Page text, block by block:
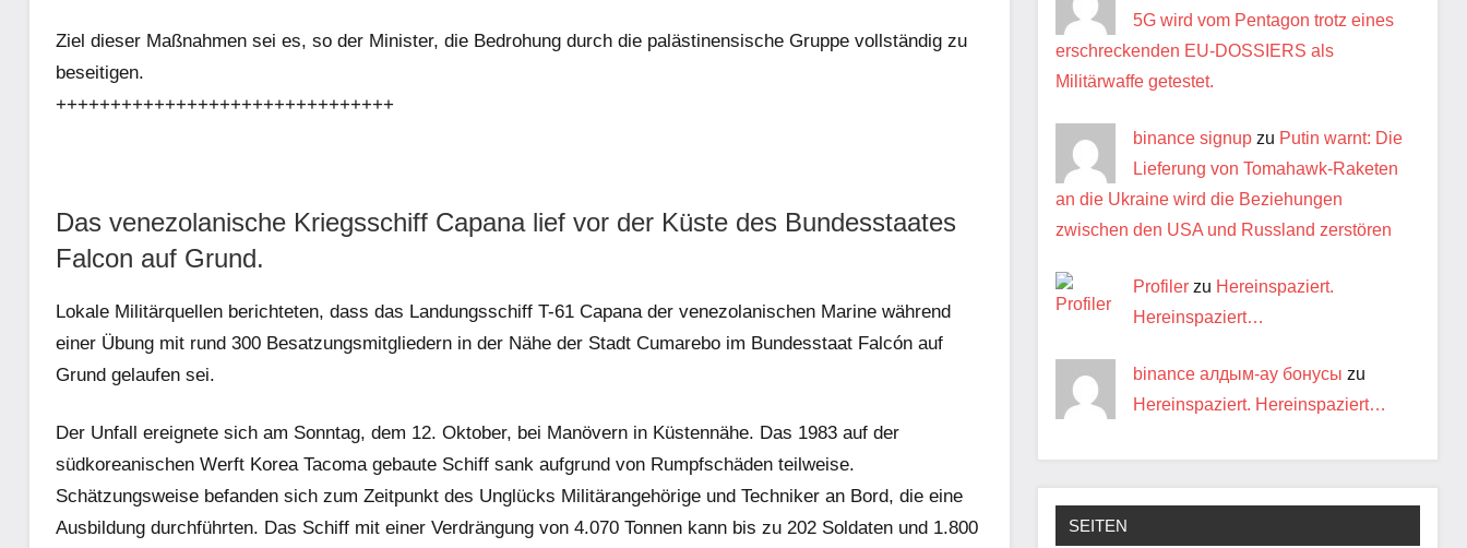
Ziel dieser Maßnahmen sei es, so der Minister, die Bedrohung durch die palästinensische Gruppe vollständig zu
beseitigen.
+++++++++++++++++++++++++++++++
Das venezolanische Kriegsschiff Capana lief vor der Küste des Bundesstaates
Falcon auf Grund.
Lokale Militärquellen berichteten, dass das Landungsschiff T-61 Capana der venezolanischen Marine während
einer Übung mit rund 300 Besatzungsmitgliedern in der Nähe der Stadt Cumarebo im Bundesstaat Falcón auf
Grund gelaufen sei.
Der Unfall ereignete sich am Sonntag, dem 12. Oktober, bei Manövern in Küstennähe. Das 1983 auf der
südkoreanischen Werft Korea Tacoma gebaute Schiff sank aufgrund von Rumpfschäden teilweise.
Schätzungsweise befanden sich zum Zeitpunkt des Unglücks Militärangehörige und Techniker an Bord, die eine
Ausbildung durchführten. Das Schiff mit einer Verdrängung von 4.070 Tonnen kann bis zu 202 Soldaten und 1.800
5G wird vom Pentagon trotz eines
erschreckenden EU-DOSSIERS als
Militärwaffe getestet.
binance signup zu Putin warnt: Die
Lieferung von Tomahawk-Raketen
an die Ukraine wird die Beziehungen
zwischen den USA und Russland zerstören
Profiler zu Hereinspaziert.
Hereinspaziert…
binance алдым-ау бонусы zu
Hereinspaziert. Hereinspaziert…
SEITEN